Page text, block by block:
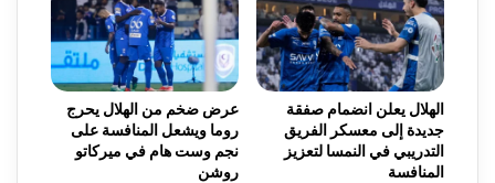
عرض ضخم من الهلال يحرج
روما ويشعل المنافسة على
نجم وست هام في ميركاتو
روشن
الهلال يعلن انضمام صفقة
جديدة إلى معسكر الفريق
التدريبي في النمسا لتعزيز
المنافسة